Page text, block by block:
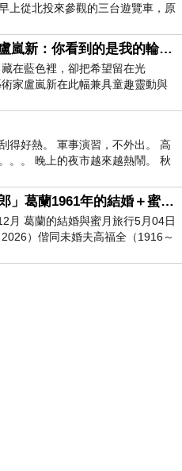
上從北投來參觀的三台遊覽車，原
不多要安靜下來，卻發
當代藝術家盧嵐新：你看到的是我的輪廓，還是你的故事？——藏在藍色裡的希望與光
在藍色裡，卻把希望留在光
家盧嵐新在此幅兼具童趣靈動與
中，用湛藍的羽翼般色塊包覆著
得好熱。 軍事演習，不外出。 高
。。 晚上的夜市越來越熱鬧。 秋
夜遊消暑熱。。。
AI「曼波女郎」葛蘭1961年的結婚＋蜜月旅行 #戀上老電影 #葛蘭 #粟子
月 葛蘭的結婚與蜜月旅行5月04日
）偕同未婚夫高福全（1916～
倫敦6月15日於英國倫敦St.S